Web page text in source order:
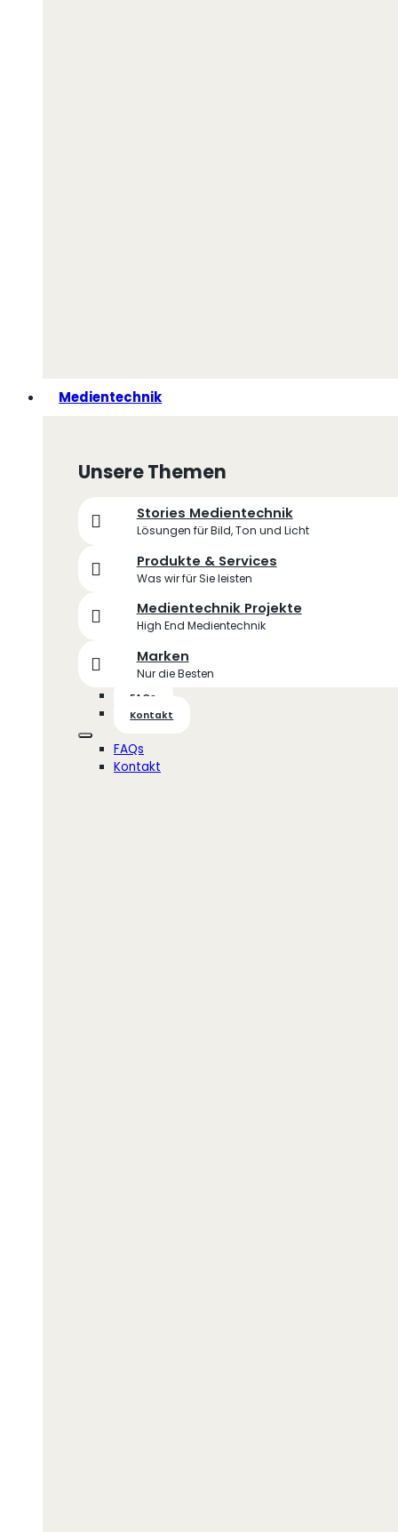
Medientechnik
Unsere Themen
Stories Medientechnik
Lösungen für Bild, Ton und Licht
Produkte & Services
Was wir für Sie leisten
Medientechnik Projekte
High End Medientechnik
Marken
Nur die Besten
FAQs
Kontakt
FAQs
Kontakt